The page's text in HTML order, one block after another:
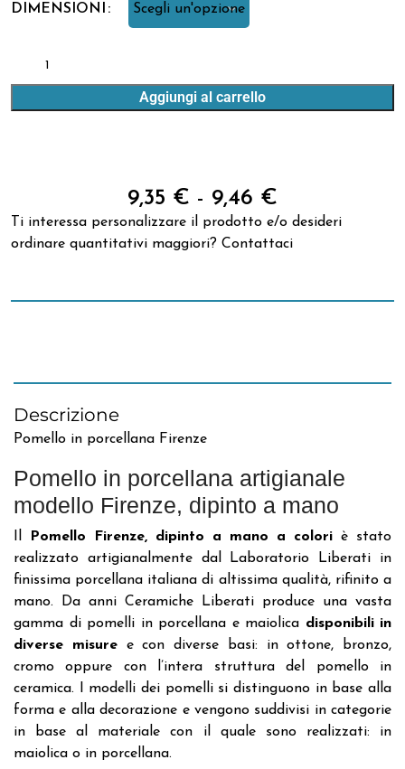
DIMENSIONI
Aggiungi al carrello
9,35 € - 9,46 €
Ti interessa personalizzare il prodotto e/o desideri
ordinare quantitativi maggiori? Contattaci
Descrizione
Pomello in porcellana Firenze
Pomello in porcellana artigianale
modello Firenze, dipinto a mano
Pomello Firenze, dipinto a mano a coloriè stato
realizzato artigianalmente dal Laboratorio Liberati in
finissima porcellana italiana di altissima qualità, rifinito a
mano. Da anni Ceramiche Liberati produce una vasta
gamma di pomelli in porcellana e maiolica disponibili in
diverse misuree con diverse basi: in ottone, bronzo,
cromo oppure con l’intera struttura del pomello in
ceramica. I modelli dei pomelli si distinguono in base alla
forma e alla decorazione e vengono suddivisi in categorie
in base al materiale con il quale sono realizzati: in
maiolica o in porcellana.